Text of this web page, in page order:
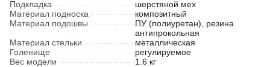
Подкладка
шерстяной мех
Материал подноска
композитный
Материал подошвы
ПУ (полиуретан), резина
Материал стельки
антипрокольная
металлическая
Голенище
регулируемое
Вес модели
1.6 кг